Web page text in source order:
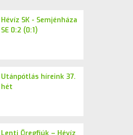
Hévíz SK - Semjénháza
SE 0:2 (0:1)
Utánpótlás híreink 37.
hét